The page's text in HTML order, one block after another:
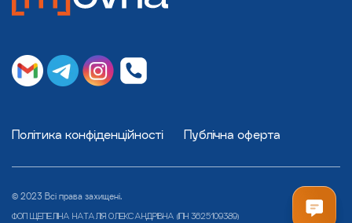
Політика конфіденційності Публічна оферта
© 2023 Всі права захищені.
ФОП ЩЕПЕЛІНА НАТАЛІЯ ОЛЕКСАНДРІВНА (ІПН 3625109389)